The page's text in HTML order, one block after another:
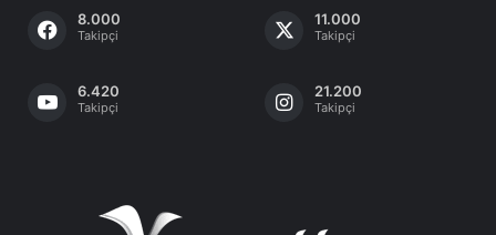
8.000
Takipçi
11.000
Takipçi
6.420
Takipçi
21.200
Takipçi